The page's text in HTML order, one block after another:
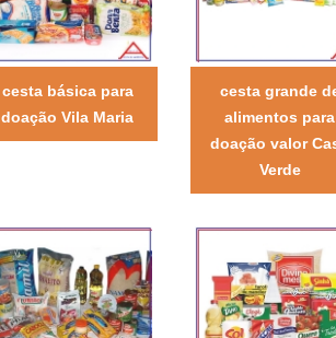
cesta básica para
doação Vila Maria
cesta grande
alimentos para
doação valor
Verde